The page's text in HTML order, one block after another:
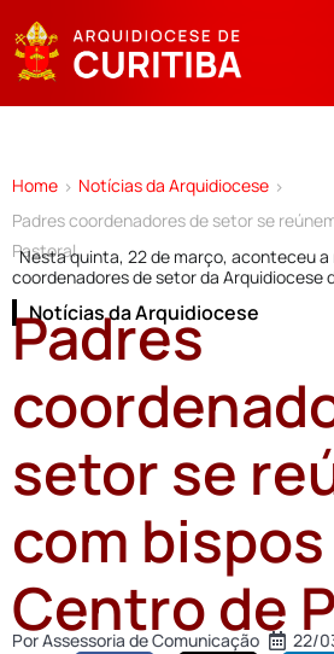
Home > Notícias da Arquidiocese >
Padres coordenadores de setor se
Pastoral
Nesta quinta, 22 de março, aconteceu a
coordenadores de setor da Arquidiocese
Notícias da Arquidiocese
Padres
setor se
com
Centro de
PorAssessoria de Comunicação 22/